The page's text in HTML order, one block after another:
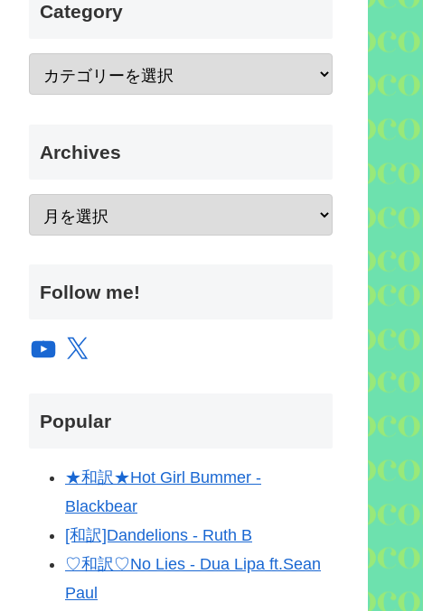
Category
Archives
Follow me!
YouTube
X
Popular
★和訳★Hot Girl Bummer -
Blackbear
[和訳]Dandelions - Ruth B
♡和訳♡No Lies - Dua Lipa ft.Sean
Paul